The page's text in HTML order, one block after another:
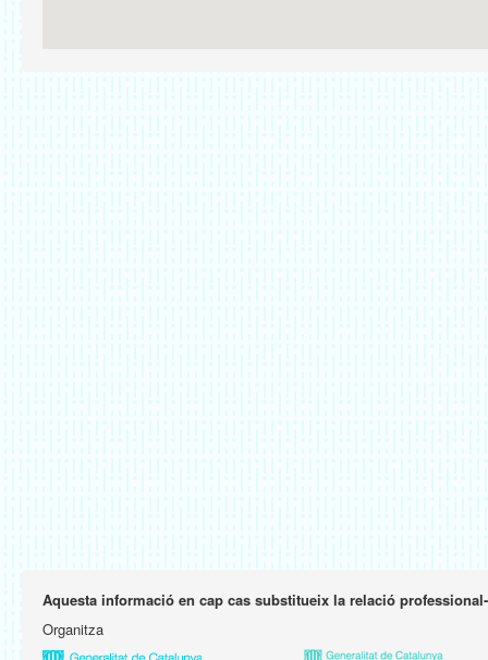
Aquesta informació en cap cas substitueix la relació
Organitza